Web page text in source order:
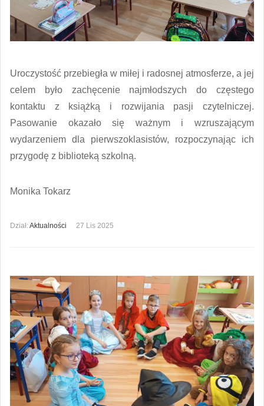
Uroczystość przebiegła w miłej i radosnej atmosferze, a jej
celem było zachęcenie najmłodszych do częstego
kontaktu z książką i rozwijania pasji czytelniczej.
Pasowanie okazało się ważnym i wzruszającym
wydarzeniem dla pierwszoklasistów, rozpoczynając ich
przygodę z biblioteką szkolną.
Monika Tokarz
Dział:Aktualności 27 Lis 2025